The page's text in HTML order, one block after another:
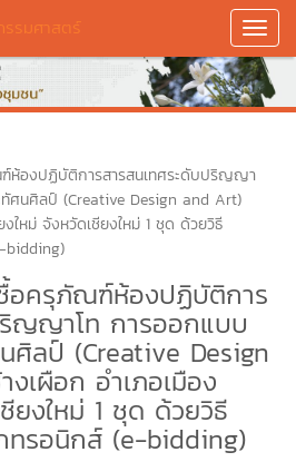
รมศาสตร์
ห้องปฏิบัติการสารสนเทศระดับปริญญา
ทัศนศิลป์ (Creative Design and Art)
ใหม่ จังหวัดเชียงใหม่ 1 ชุด ด้วยวิธี
bidding)
อครุภัณฑ์ห้องปฏิบัติการ
ริญญาโท การออกแบบ
ศิลป์ (Creative Design
เผือก อำเภอเมือง
ยงใหม่ 1 ชุด ด้วยวิธี
ทรอนิกส์ (e-bidding)